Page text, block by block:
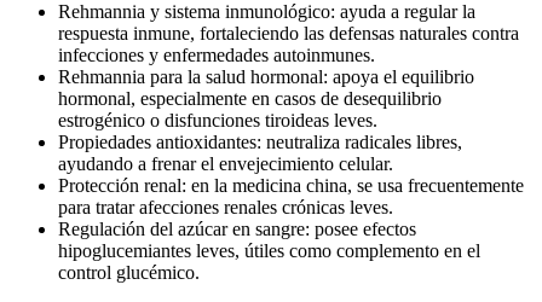
Rehmannia y sistema inmunológico: ayuda a regular la
respuesta inmune, fortaleciendo las defensas naturales contra
infecciones y enfermedades autoinmunes.
Rehmannia para la salud hormonal: apoya el equilibrio
hormonal, especialmente en casos de desequilibrio
estrogénico o disfunciones tiroideas leves.
Propiedades antioxidantes: neutraliza radicales libres,
ayudando a frenar el envejecimiento celular.
Protección renal: en la medicina china, se usa frecuentemente
para tratar afecciones renales crónicas leves.
Regulación del azúcar en sangre: posee efectos
hipoglucemiantes leves, útiles como complemento en el
control glucémico.